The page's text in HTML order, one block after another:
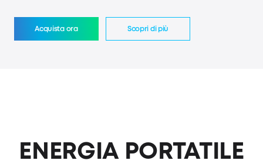
Acquista ora Scopri di più
ENERGIA PORTATILE